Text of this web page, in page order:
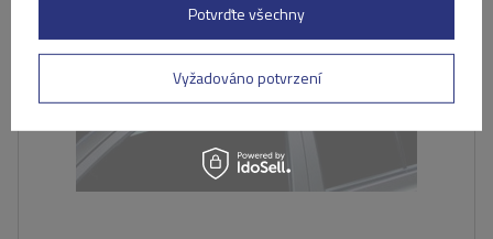
Vyžadováno potvrzení
Potvrďte všechny